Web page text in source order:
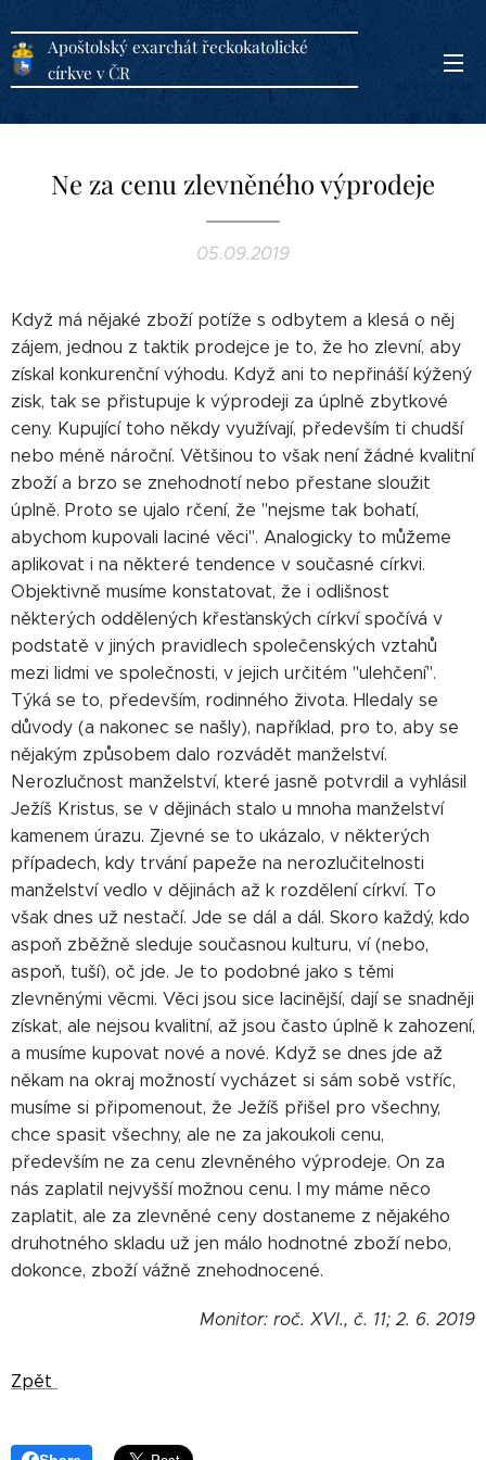
Apoštolský exarchát řeckokatolické
církve v ČR
Ne za cenu zlevněného výprodeje
05.09.2019
Když má nějaké zboží potíže s odbytem a klesá o něj
zájem, jednou z taktik prodejce je to, že ho zlevní, aby
získal konkurenční výhodu. Když ani to nepřináší kýžený
zisk, tak se přistupuje k výprodeji za úplně zbytkové
ceny. Kupující toho někdy využívají, především ti chudší
nebo méně nároční. Většinou to však není žádné kvalitní
zboží a brzo se znehodnotí nebo přestane sloužit
úplně. Proto se ujalo rčení, že "nejsme tak bohatí,
abychom kupovali laciné věci". Analogicky to můžeme
aplikovat i na některé tendence v současné církvi.
Objektivně musíme konstatovat, že i odlišnost
některých oddělených křesťanských církví spočívá v
podstatě v jiných pravidlech společenských vztahů
mezi lidmi ve společnosti, v jejich určitém "ulehčení".
Týká se to, především, rodinného života. Hledaly se
důvody (a nakonec se našly), například, pro to, aby se
nějakým způsobem dalo rozvádět manželství.
Nerozlučnost manželství, které jasně potvrdil a vyhlásil
Ježíš Kristus, se v dějinách stalo u mnoha manželství
kamenem úrazu. Zjevné se to ukázalo, v některých
případech, kdy trvání papeže na nerozlučitelnosti
manželství vedlo v dějinách až k rozdělení církví. To
však dnes už nestačí. Jde se dál a dál. Skoro každý, kdo
aspoň zběžně sleduje současnou kulturu, ví (nebo,
aspoň, tuší), oč jde. Je to podobné jako s těmi
zlevněnými věcmi. Věci jsou sice lacinější, dají se snadněji
získat, ale nejsou kvalitní, až jsou často úplně k zahození,
a musíme kupovat nové a nové. Když se dnes jde až
někam na okraj možností vycházet si sám sobě vstříc,
musíme si připomenout, že Ježíš přišel pro všechny,
chce spasit všechny, ale ne za jakoukoli cenu,
především ne za cenu zlevněného výprodeje. On za
nás zaplatil nejvyšší možnou cenu. I my máme něco
zaplatit, ale za zlevněné ceny dostaneme z nějakého
druhotného skladu už jen málo hodnotné zboží nebo,
dokonce, zboží vážně znehodnocené.
Monitor: roč. XVI., č. 11; 2. 6. 2019
Zpět